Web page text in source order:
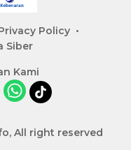
Policy
Siber
Kami
All right reserved